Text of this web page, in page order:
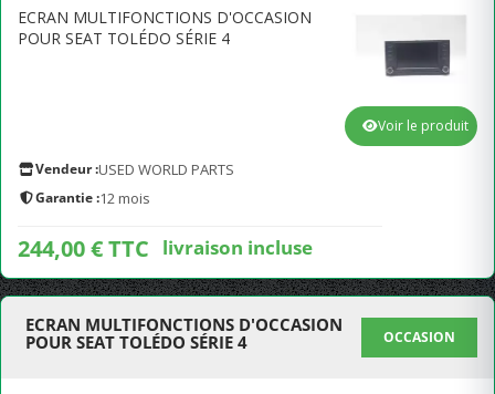
ECRAN MULTIFONCTIONS D'OCCASION
POUR SEAT TOLÉDO SÉRIE 4
Vendeur :USED WORLD PARTS
Garantie :12 mois
244,00 € TTC livraison incluse
Voir le produit
ECRAN MULTIFONCTIONS D'OCCASION
POUR SEAT TOLÉDO SÉRIE 4
OCCASION